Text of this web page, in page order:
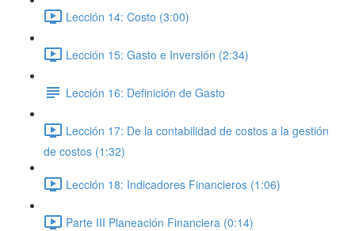
Lección 14: Costo (3:00)
Lección 15: Gasto e Inversión (2:34)
Lección 16: Definición de Gasto
Lección 17: De la contabilidad de costos a la gestión
de costos (1:32)
Lección 18: Indicadores Financieros (1:06)
Parte III Planeación Financiera (0:14)